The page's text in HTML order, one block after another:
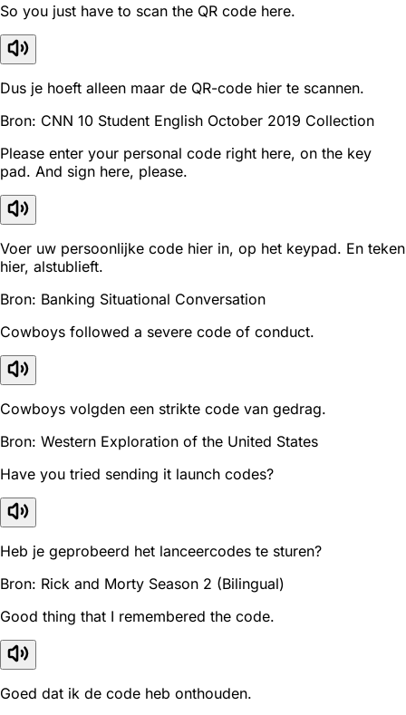
So you just have to scan the QR code here.
Dus je hoeft alleen maar de QR-code hier te scannen.
Bron: CNN 10 Student English October 2019 Collection
Please enter your personal code right here, on the key
pad. And sign here, please.
Voer uw persoonlijke code hier in, op het keypad. En teken
hier, alstublieft.
Bron: Banking Situational Conversation
Cowboys followed a severe code of conduct.
Cowboys volgden een strikte code van gedrag.
Bron: Western Exploration of the United States
Have you tried sending it launch codes?
Heb je geprobeerd het lanceercodes te sturen?
Bron: Rick and Morty Season 2 (Bilingual)
Good thing that I remembered the code.
Goed dat ik de code heb onthouden.